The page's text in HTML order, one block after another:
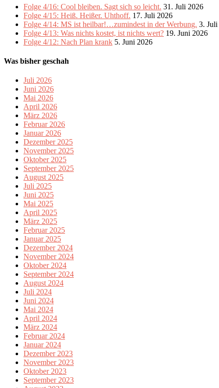
Folge 4/16: Cool bleiben. Sagt sich so leicht. 31. Juli 2026
Folge 4/15: Heiß. Heißer. Uhthoff. 17. Juli 2026
Folge 4/14: MS ist heilbar!…zumindest in der Werbung. 3.
Folge 4/13: Was nichts kostet, ist nichts wert? 19. Juni 2026
Folge 4/12: Nach Plan krank 5. Juni 2026
Was bisher geschah
Juli 2026
Juni 2026
Mai 2026
April 2026
März 2026
Februar 2026
Januar 2026
Dezember 2025
November 2025
Oktober 2025
September 2025
August 2025
Juli 2025
Juni 2025
Mai 2025
April 2025
März 2025
Februar 2025
Januar 2025
Dezember 2024
November 2024
Oktober 2024
September 2024
August 2024
Juli 2024
Juni 2024
Mai 2024
April 2024
März 2024
Februar 2024
Januar 2024
Dezember 2023
November 2023
Oktober 2023
September 2023